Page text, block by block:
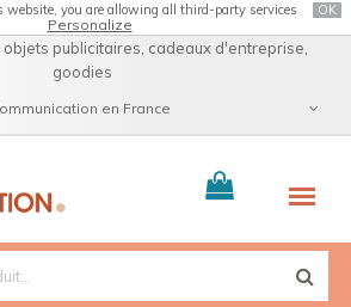
website, you are allowing all third-party services OK
Personalize
objets publicitaires, cadeaux d'entreprise,
goodies
en France